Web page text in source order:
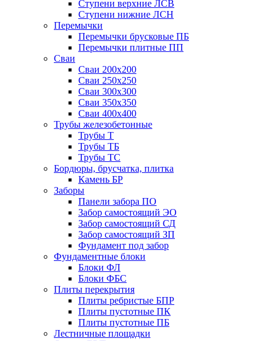
Ступени верхние ЛСВ
Ступени нижние ЛСН
Перемычки
Перемычки брусковые ПБ
Перемычки плитные ПП
Сваи
Сваи 200х200
Сваи 250х250
Сваи 300х300
Сваи 350х350
Сваи 400х400
Трубы железобетонные
Трубы Т
Трубы ТБ
Трубы ТС
Бордюры, брусчатка, плитка
Камень БР
Заборы
Панели забора ПО
Забор самостоящий ЭО
Забор самостоящий СД
Забор самостоящий ЗП
Фyндамент под забор
Фундаментные блоки
Блоки ФЛ
Блоки ФБС
Плиты перекрытия
Плиты ребристые БПР
Плиты пустотные ПК
Плиты пустотные ПБ
Лестничные площадки